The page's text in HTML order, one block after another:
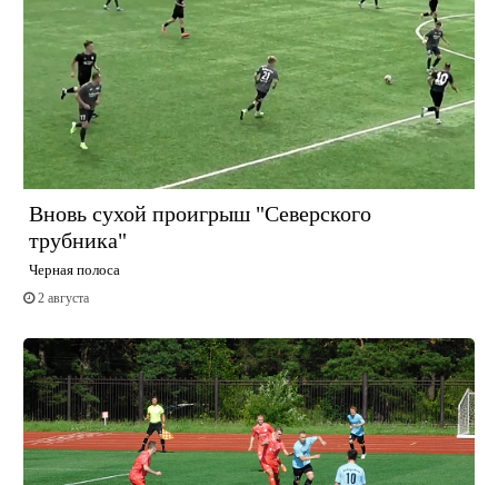
Вновь сухой проигрыш "Северского
трубника"
Черная полоса
2 августа